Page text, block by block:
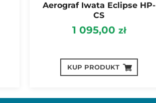
Aerograf Iwata Eclipse HP-
CS
1 095,00 zł
KUP PRODUKT